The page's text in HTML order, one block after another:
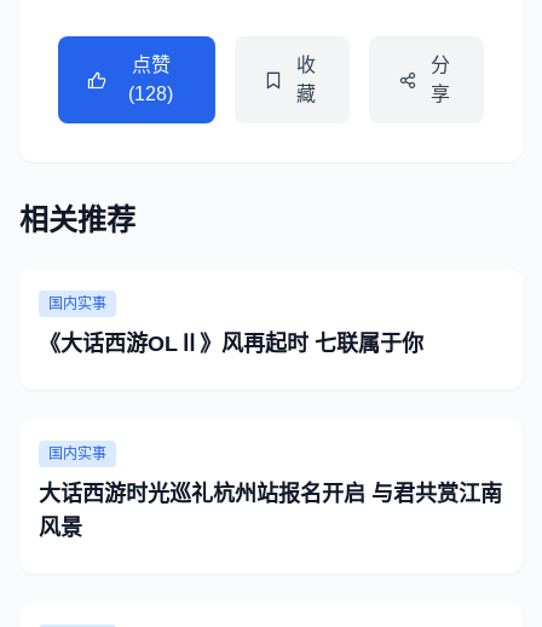
点赞
(128)
收
藏
分
享
相关推荐
国内实事
《大话西游OLⅡ》风再起时 七联属于你
国内实事
大话西游时光巡礼杭州站报名开启 与君共赏江南
风景